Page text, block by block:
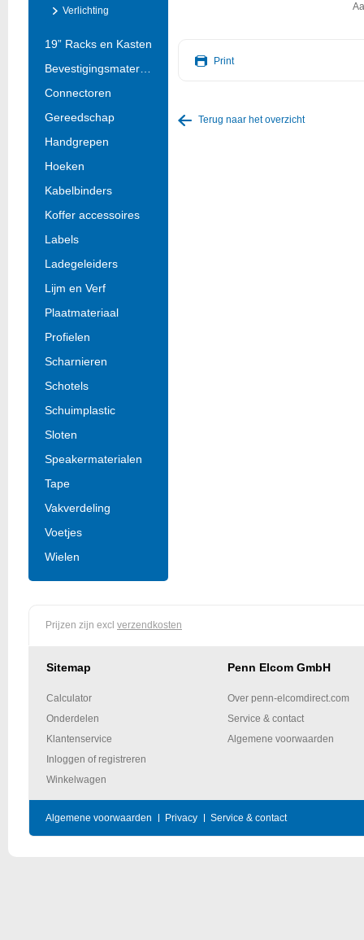
Verlichting
19” Racks en Kasten
Connectoren
Gereedschap
Handgrepen
Hoeken
Kabelbinders
Koffer accessoires
Labels
Ladegeleiders
Lijm en Verf
Plaatmateriaal
Profielen
Scharnieren
Schotels
Schuimplastic
Sloten
Speakermaterialen
Tape
Vakverdeling
Voetjes
Wielen
Print
Terug naar het overzicht
Prijzen zijn excl verzendkosten
Sitemap
Calculator
Onderdelen
Klantenservice
Inloggen of registreren
Winkelwagen
Penn Elcom GmbH
Over penn-elcomdirect.com
Service & contact
Algemene voorwaarden
Algemene voorwaarden Privacy Service & contact